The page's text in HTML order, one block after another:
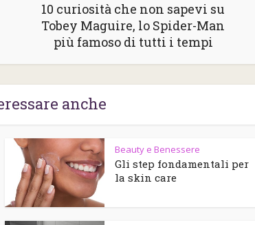
10 curiosità che non sapevi su
Tobey Maguire, lo Spider-Man
più famoso di tutti i tempi
anche
Beauty e Benessere
Gli step fondamentali per
la skin care